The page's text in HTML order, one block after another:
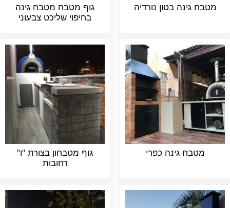
מטבח גינה בטון נורדיה
גוף מטבח מטבח גינה
בחיפוי שליכט צבעוני
מטבח גינה כפרי
גוף מטבחון בצורת "ו"
רחובות